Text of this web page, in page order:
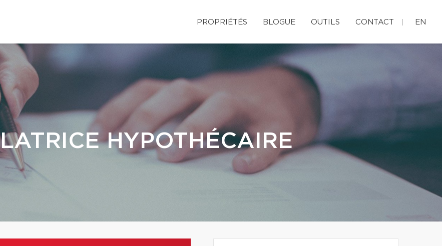
PROPRIÉTÉS BLOGUE OUTILS CONTACT EN
HYPOTHÉCAIRE